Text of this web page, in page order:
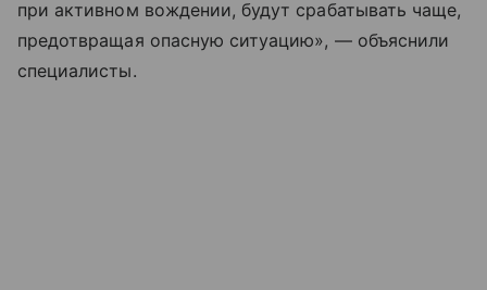
при активном вождении, будут срабатывать чаще,
предотвращая опасную ситуацию», — объяснили
специалисты.